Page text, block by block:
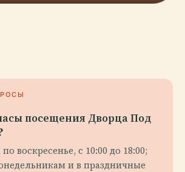
посещения Дворца Под
воскресенье, с 10:00 до 18:00;
и в праздничные